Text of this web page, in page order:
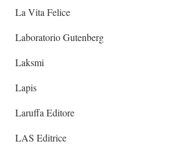
La Vita Felice
Laboratorio Gutenberg
Laksmi
Lapis
Laruffa Editore
LAS Editrice